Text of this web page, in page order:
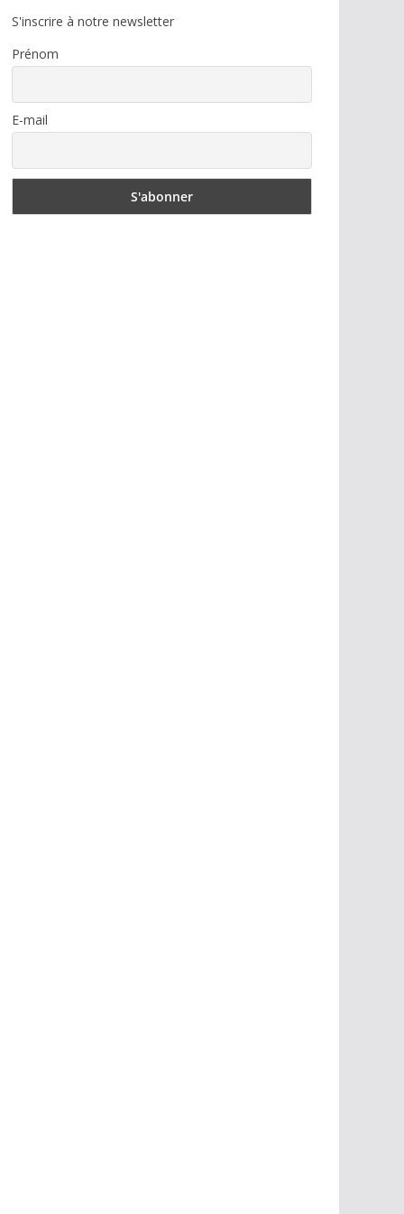
S'inscrire à notre newsletter
Prénom
E-mail